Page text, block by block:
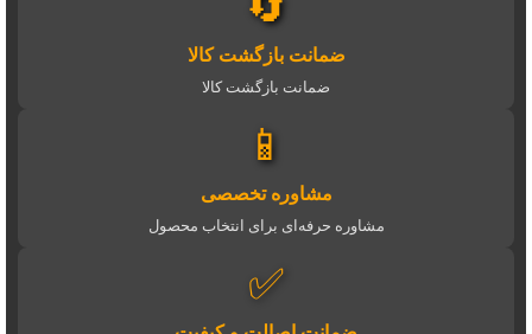
ضمانت بازگشت کالا
ضمانت بازگشت کالا
📱
مشاوره تخصصی
مشاوره حرفه‌ای برای انتخاب محصول
✅